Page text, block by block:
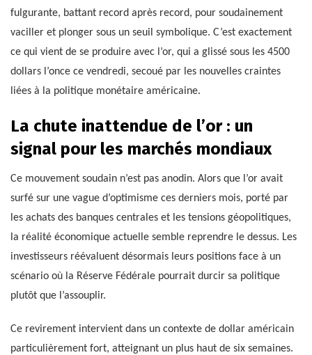
fulgurante, battant record après record, pour soudainement
vaciller et plonger sous un seuil symbolique. C’est exactement
ce qui vient de se produire avec l’or, qui a glissé sous les 4500
dollars l’once ce vendredi, secoué par les nouvelles craintes
liées à la politique monétaire américaine.
La chute inattendue de l’or : un
signal pour les marchés mondiaux
Ce mouvement soudain n’est pas anodin. Alors que l’or avait
surfé sur une vague d’optimisme ces derniers mois, porté par
les achats des banques centrales et les tensions géopolitiques,
la réalité économique actuelle semble reprendre le dessus. Les
investisseurs réévaluent désormais leurs positions face à un
scénario où la Réserve Fédérale pourrait durcir sa politique
plutôt que l’assouplir.
Ce revirement intervient dans un contexte de dollar américain
particulièrement fort, atteignant un plus haut de six semaines.